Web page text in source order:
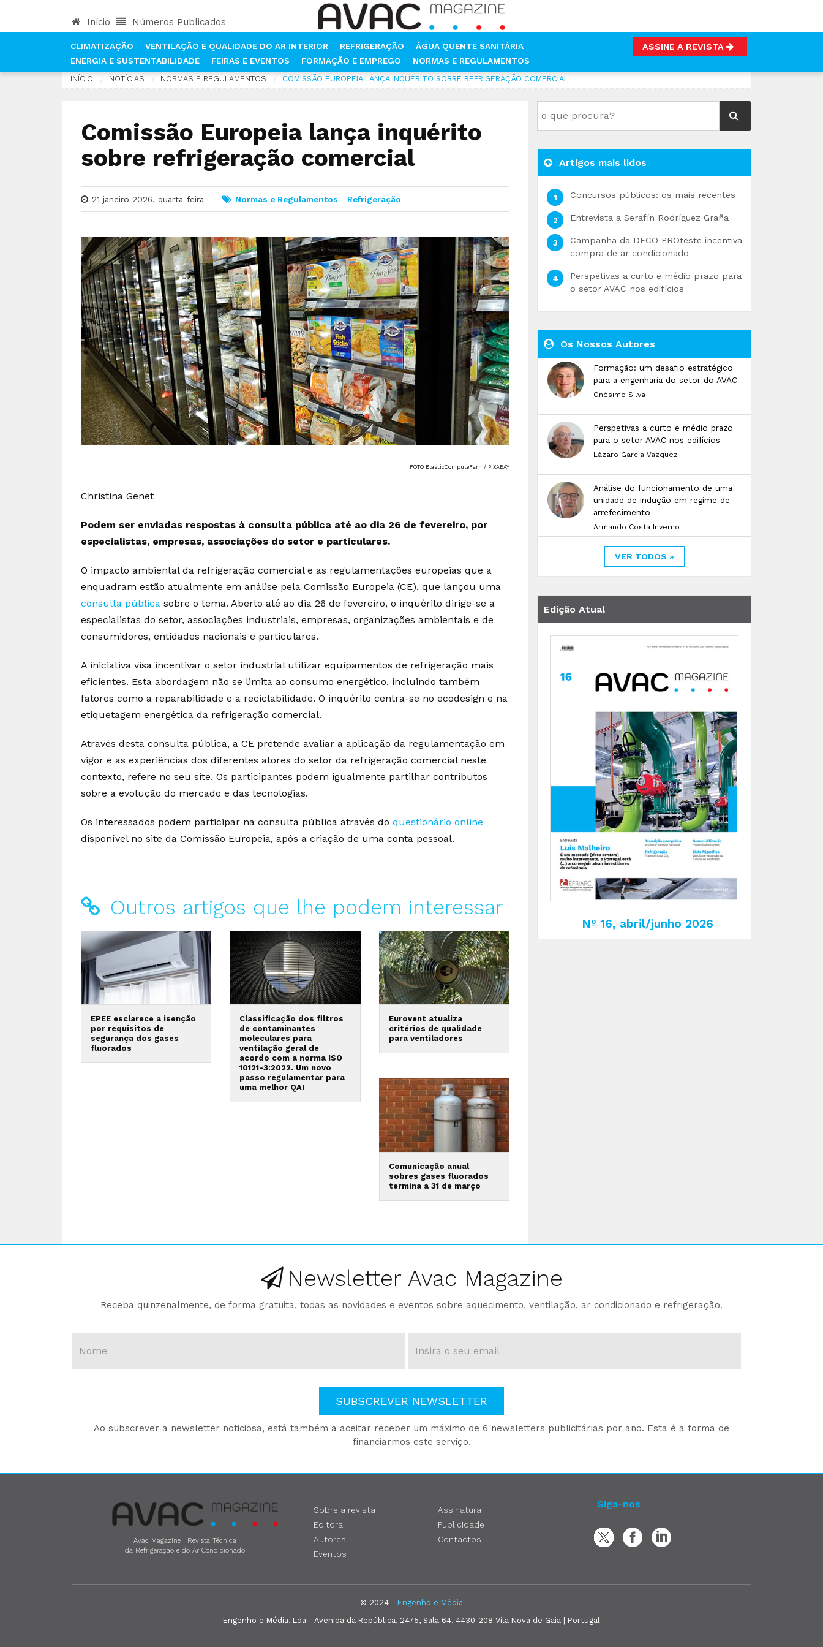
Início Números Publicados
CLIMATIZAÇÃO VENTILAÇÃO E QUALIDADE DO AR INTERIOR REFRIGERAÇÃO
ÁGUA QUENTE SANITÁRIA
ENERGIA E SUSTENTABILIDADE
FEIRAS E EVENTOS FORMAÇÃO E EMPREGO NORMAS E REGULAMENTOS
ASSINE A REVISTA
INÍCIO NOTÍCIAS NORMAS E REGULAMENTOS COMISSÃO EUROPEIA LANÇA INQUÉRITO SOBRE REFRIGERAÇÃO COMERCIAL
Comissão Europeia lança inquérito
sobre refrigeração comercial
21 janeiro 2026, quarta-feira Normas e Regulamentos Refrigeração
FOTO ElasticComputeFarm/ PIXABAY
Christina Genet
Podem ser enviadas respostas à consulta pública até ao dia 26 de fevereiro, por
especialistas, empresas, associações do setor e particulares.
O impacto ambiental da refrigeração comercial e as regulamentações europeias que a
enquadram estão atualmente em análise pela Comissão Europeia (CE), que lançou uma
consulta pública sobre o tema. Aberto até ao dia 26 de fevereiro, o inquérito dirige-se a
especialistas do setor, associações industriais, empresas, organizações ambientais e de
consumidores, entidades nacionais e particulares.
A iniciativa visa incentivar o setor industrial utilizar equipamentos de refrigeração mais
eficientes. Esta abordagem não se limita ao consumo energético, incluindo também
fatores como a reparabilidade e a reciclabilidade. O inquérito centra-se no ecodesign e na
etiquetagem energética da refrigeração comercial.
Através desta consulta pública, a CE pretende avaliar a aplicação da regulamentação em
vigor e as experiências dos diferentes atores do setor da refrigeração comercial neste
contexto, refere no seu site. Os participantes podem igualmente partilhar contributos
sobre a evolução do mercado e das tecnologias.
Os interessados podem participar na consulta pública através do questionário online
disponível no site da Comissão Europeia, após a criação de uma conta pessoal.
Outros artigos que lhe podem interessar
EPEE esclarece a isenção
por requisitos de
segurança dos gases
fluorados
Classificação dos filtros
de contaminantes
moleculares para
ventilação geral de
acordo com a norma ISO
10121-3:2022. Um novo
passo regulamentar para
uma melhor QAI
Eurovent atualiza
critérios de qualidade
para ventiladores
Comunicação anual
sobres gases fluorados
termina a 31 de março
Artigos mais lidos
Concursos públicos: os mais recentes
Entrevista a Serafín Rodríguez Graña
Campanha da DECO PROteste incentiva
compra de ar condicionado
Perspetivas a curto e médio prazo para
o setor AVAC nos edifícios
Os Nossos Autores
Formação: um desafio estratégico
para a engenharia do setor do AVAC
Onésimo Silva
Perspetivas a curto e médio prazo
para o setor AVAC nos edifícios
Lázaro Garcia Vazquez
Análise do funcionamento de uma
unidade de indução em regime de
arrefecimento
Armando Costa Inverno
VER TODOS »
Edição Atual
Nº 16, abril/junho 2026
Newsletter Avac Magazine
Receba quinzenalmente, de forma gratuita, todas as novidades e eventos sobre aquecimento, ventilação, ar condicionado e refrigeração.
SUBSCREVER NEWSLETTER
Ao subscrever a newsletter noticiosa, está também a aceitar receber um máximo de 6 newsletters publicitárias por ano. Esta é a forma de
financiarmos este serviço.
Avac Magazine | Revista Técnica
da Refrigeração e do Ar Condicionado
Sobre a revista
Editora
Autores
Eventos
Assinatura
Publicidade
Contactos
Siga-nos
© 2024 - Engenho e Média
Engenho e Média, Lda - Avenida da República, 2475, Sala 64, 4430-208 Vila Nova de Gaia | Portugal